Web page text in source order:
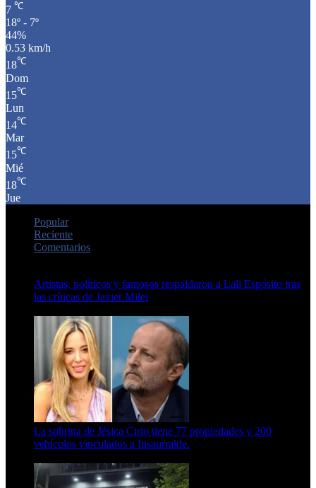
7 ℃
18º - 7º
44%
0.53 km/h
18℃
Dom
15℃
Lun
14℃
Mar
15℃
Mié
18℃
Jue
Popular
Reciente
Comentarios
Artistas, políticos y famosos respaldaron a Lali Espósito tras
las críticas de Javier Milei
La sobrina de Jésica Cirio tiene 77 propiedades y 200
vehículos vinculados a Insaurralde.